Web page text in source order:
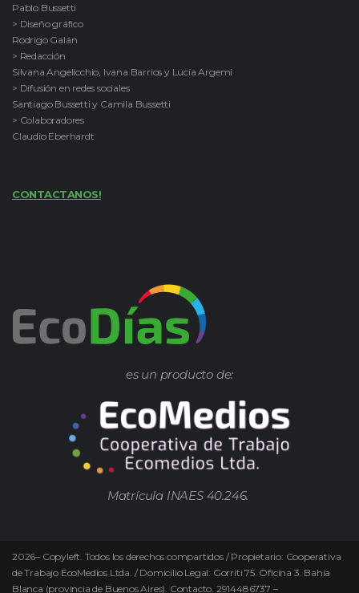
Pablo Bussetti
> Diseño gráfico
Rodrigo Galán
> Redacción
Silvana Angelicchio, Ivana Barrios y Lucía Argemi
> Difusión en redes sociales
Santiago Bussetti y Camila Bussetti
> Colaboradores
Claudio Eberhardt
CONTACTANOS!
es un producto de:
Matrícula INAES 40.246.
2026– Copyleft. Todos los derechos compartidos / Propietario: Cooperativa
de Trabajo EcoMedios Ltda. / Domicilio Legal: Gorriti 75. Oficina 3. Bahía
Blanca (provincia de Buenos Aires). Contacto. 2914486737 –